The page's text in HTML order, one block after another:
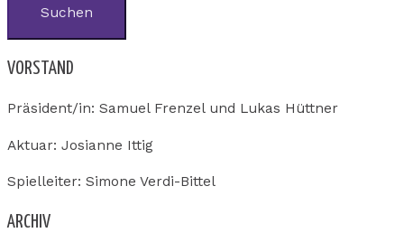
VORSTAND
Präsident/in: Samuel Frenzel und Lukas Hüttner
Aktuar: Josianne Ittig
Spielleiter: Simone Verdi-Bittel
ARCHIV